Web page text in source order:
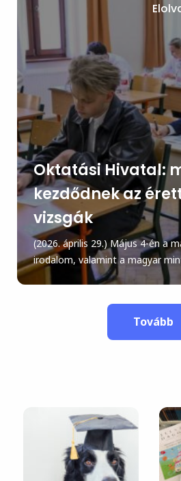
Oktatási Hivatal:
kezdődnek az
vizsgák
(2026. április 29.) Május 4-én a
irodalom, valamint a magyar
Tovább